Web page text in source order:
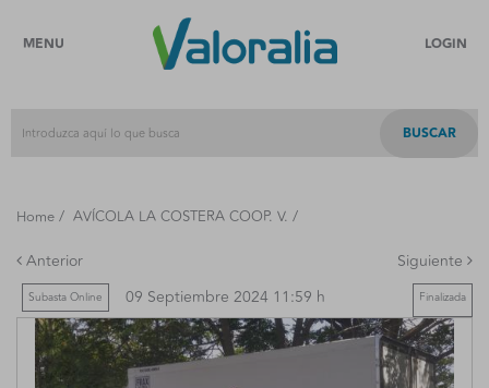
MENU LOGIN
BUSCAR
Home / AVÍCOLA LA COSTERA COOP. V. /
Anterior
Siguiente
Subasta Online 09 Septiembre 2024 11:59 h Finalizada